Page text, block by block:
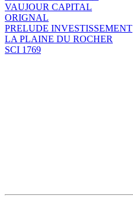
VAUJOUR CAPITAL
ORIGNAL
PRELUDE INVESTISSEMENT
LA PLAINE DU ROCHER
SCI 1769